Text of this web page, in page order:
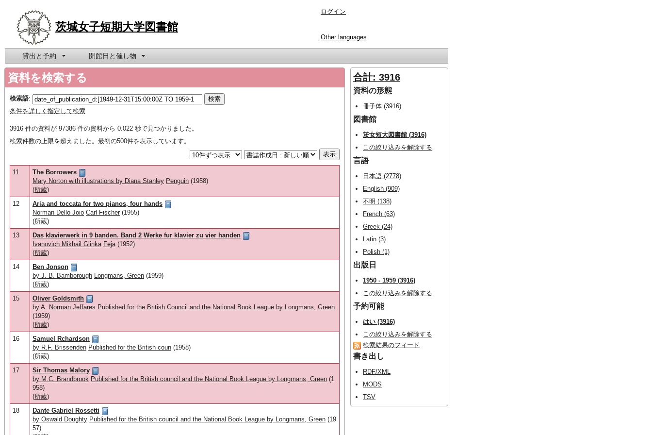
茨城女子短期大学図書館
ログイン
Other languages
貸出と予約 開館日と催し物
資料を検索する
検索語:
条件を詳しく指定して検索
3916 件の資料が 97386 件の資料から 0.022 秒で見つかりました。
検索件数の上限を超えました。最初の500件を表示しています。
11
The Borrowers
Mary Norton with illustrations by Diana Stanley Penguin (1958)
(所蔵)
12
Aria and toccata for two pianos, four hands
Norman Dello Joio Carl Fischer (1955)
(所蔵)
13
Das klavierwerk in 9 banden. Band 2 Werke fur klavier zu vier handen
Ivanovich Mikhail Glinka Feja(1952)
(所蔵)
14
Ben Jonson
by J. B. Bamborough Longmans, Green (1959)
(所蔵)
15
Oliver Goldsmith
by A. Norman Jeffares Published for the British Council and the National Book League by Longmans, Green
(1959)
(所蔵)
16
Samuel Rchardson
by R.F. Brissenden Published for the British coun (1958)
(所蔵)
17
Sir Thomas Malory
by M.C. Brandbrook Published for the British council and the National Book League by Longmans, Green (1
958)
(所蔵)
18
Dante Gabriel Rossetti
by Oswald Doughty Published for the British council and the National Book League by Longmans, Green (19
57)
合計: 3916
資料の形態
冊子体 (3916)
図書館
茨女短大図書館 (3916)
この絞り込みを解除する
言語
日本語 (2778)
English (909)
不明 (138)
French (63)
Greek (24)
Latin (3)
Polish (1)
出版日
1950 - 1959 (3916)
この絞り込みを解除する
予約可能
はい (3916)
この絞り込みを解除する
検索結果のフィード
書き出し
RDF/XML
MODS
TSV